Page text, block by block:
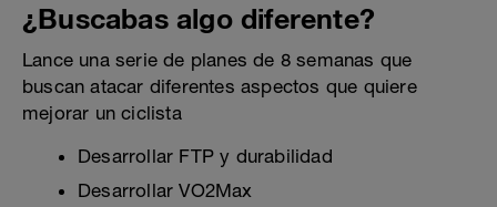
¿Buscabas algo diferente?
Lance una serie de planes de 8 semanas que
buscan atacar diferentes aspectos que quiere
mejorar un ciclista
Desarrollar FTP y durabilidad
Desarrollar VO2Max